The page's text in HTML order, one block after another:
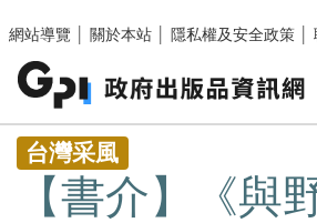
網站導覽
關於本站 隱私權及安全政策
:::
台灣采風
【書介】《與